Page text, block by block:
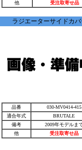
他
受注取寄せ品
ラジエーターサイドカバ
品番
030-MV0414-415
適合年式
BRUTALE
備考
2009年モデルま
他
受注取寄せ品